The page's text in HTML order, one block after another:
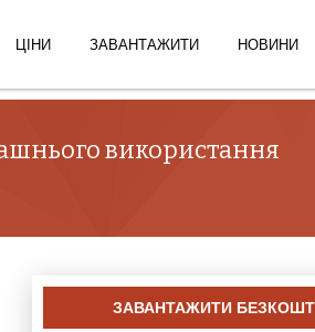
ЦІНИ ЗАВАНТАЖИТИ НОВИНИ
використання
ЗАВАНТАЖИТИ